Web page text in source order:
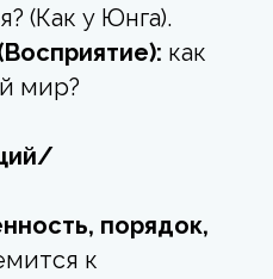
(Как у Юнга).
как
мир?
порядок,
к